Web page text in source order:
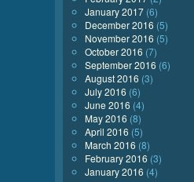
January 2017 (6)
December 2016 (5)
November 2016 (5)
October 2016 (7)
September 2016 (6)
August 2016 (3)
July 2016 (6)
June 2016 (4)
May 2016 (8)
April 2016 (5)
March 2016 (8)
February 2016 (3)
January 2016 (4)